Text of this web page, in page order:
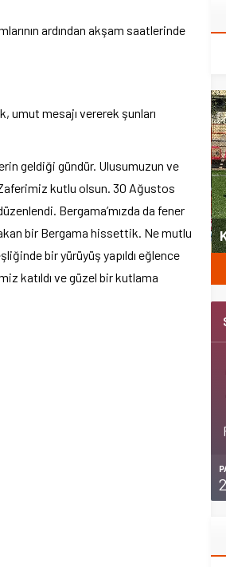
ardından akşam saatlerinde
umut mesajı vererek şunları
geldiği gündür. Ulusumuzun ve
kutlu olsun. 30 Ağustos
Bergama’mızda da fener
bir Bergama hissettik. Ne mutlu
bir yürüyüş yapıldı eğlence
katıldı ve güzel bir kutlama
ve heyecan var